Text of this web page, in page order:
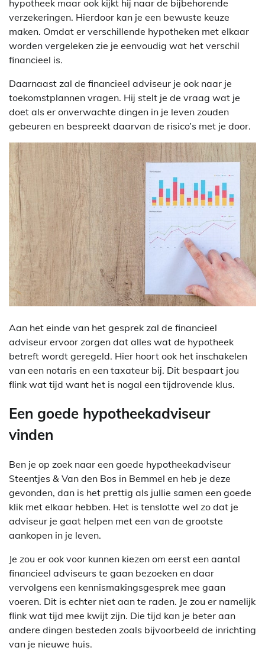
hypotheek maar ook kijkt hij naar de bijbehorende
verzekeringen. Hierdoor kan je een bewuste keuze
maken. Omdat er verschillende hypotheken met elkaar
worden vergeleken zie je eenvoudig wat het verschil
financieel is.
Daarnaast zal de financieel adviseur je ook naar je
toekomstplannen vragen. Hij stelt je de vraag wat je
doet als er onverwachte dingen in je leven zouden
gebeuren en bespreekt daarvan de risico’s met je door.
Aan het einde van het gesprek zal de financieel
adviseur ervoor zorgen dat alles wat de hypotheek
betreft wordt geregeld. Hier hoort ook het inschakelen
van een notaris en een taxateur bij. Dit bespaart jou
flink wat tijd want het is nogal een tijdrovende klus.
Een goede hypotheekadviseur
vinden
Ben je op zoek naar een goede hypotheekadviseur
Steentjes & Van den Bos in Bemmel en heb je deze
gevonden, dan is het prettig als jullie samen een goede
klik met elkaar hebben. Het is tenslotte wel zo dat je
adviseur je gaat helpen met een van de grootste
aankopen in je leven.
Je zou er ook voor kunnen kiezen om eerst een aantal
financieel adviseurs te gaan bezoeken en daar
vervolgens een kennismakingsgesprek mee gaan
voeren. Dit is echter niet aan te raden. Je zou er namelijk
flink wat tijd mee kwijt zijn. Die tijd kan je beter aan
andere dingen besteden zoals bijvoorbeeld de inrichting
van je nieuwe huis.